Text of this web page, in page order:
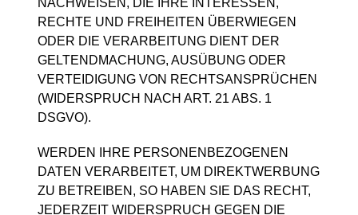
NACHWEISEN, DIE IHRE INTERESSEN,
RECHTE UND FREIHEITEN ÜBERWIEGEN
ODER DIE VERARBEITUNG DIENT DER
GELTENDMACHUNG, AUSÜBUNG ODER
VERTEIDIGUNG VON RECHTSANSPRÜCHEN
(WIDERSPRUCH NACH ART. 21 ABS. 1
DSGVO).
WERDEN IHRE PERSONENBEZOGENEN
DATEN VERARBEITET, UM DIREKTWERBUNG
ZU BETREIBEN, SO HABEN SIE DAS RECHT,
JEDERZEIT WIDERSPRUCH GEGEN DIE